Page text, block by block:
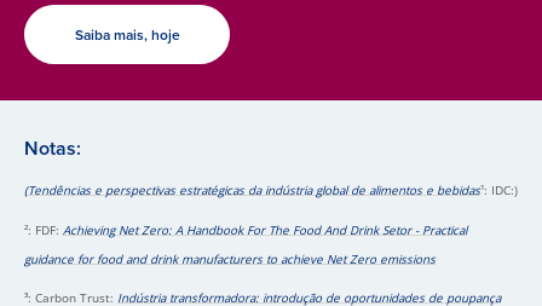
Saiba mais, hoje
Notas:
(Tendências e perspectivas estratégicas da indústria global de alimentos e bebidas¹: IDC:)
²: FDF: Achieving Net Zero: A Handbook For The Food And Drink Setor - Practical
guidance for food and drink manufacturers to achieve Net Zero emissions
³: Carbon Trust: Indústria transformadora: introdução de oportunidades de poupança